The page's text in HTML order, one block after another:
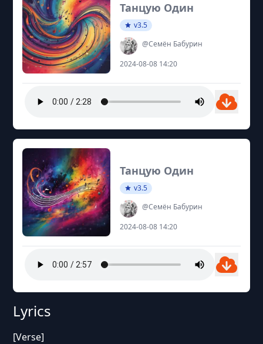
Танцую Один
v3.5
@Семён Бабурин
2024-08-08 14:20
Танцую Один
v3.5
@Семён Бабурин
2024-08-08 14:20
Lyrics
[Verse]